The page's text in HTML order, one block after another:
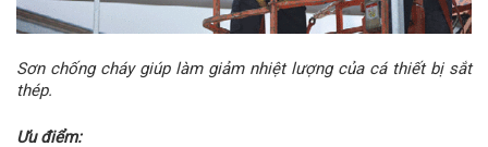
Sơn chống cháy giúp làm giảm nhiệt lượng của cá thiết bị sắt
thép.
Ưu điểm: